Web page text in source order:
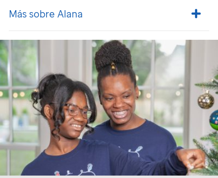
Más sobre Alana